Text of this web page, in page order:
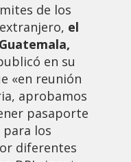
de los
el
en su
«en reunión
aprobamos
pasaporte
los
diferentes